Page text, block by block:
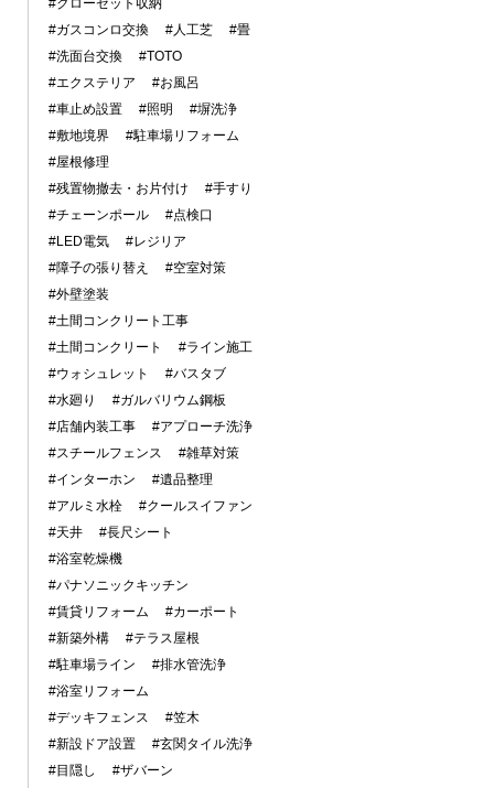
#クローゼット収納
#ガスコンロ交換
#人工芝
#畳
#洗面台交換
#TOTO
#エクステリア
#お風呂
#車止め設置
#照明
#塀洗浄
#敷地境界
#駐車場リフォーム
#屋根修理
#残置物撤去・お片付け
#手すり
#チェーンポール
#点検口
#LED電気
#レジリア
#障子の張り替え
#空室対策
#外壁塗装
#土間コンクリート工事
#土間コンクリート
#ライン施工
#ウォシュレット
#バスタブ
#水廻り
#ガルバリウム鋼板
#店舗内装工事
#アプローチ洗浄
#スチールフェンス
#雑草対策
#インターホン
#遺品整理
#アルミ水栓
#クールスイファン
#天井
#長尺シート
#浴室乾燥機
#パナソニックキッチン
#賃貸リフォーム
#カーポート
#新築外構
#テラス屋根
#駐車場ライン
#排水管洗浄
#浴室リフォーム
#デッキフェンス
#笠木
#新設ドア設置
#玄関タイル洗浄
#目隠し
#ザバーン